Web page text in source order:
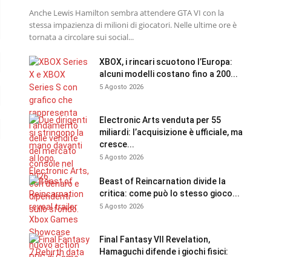
Anche Lewis Hamilton sembra attendere GTA VI con la
stessa impazienza di milioni di giocatori. Nelle ultime ore è
tornata a circolare sui social...
XBOX, i rincari scuotono l’Europa:
alcuni modelli costano fino a 200...
5 Agosto 2026
Electronic Arts venduta per 55
miliardi: l’acquisizione è ufficiale, ma
cresce...
5 Agosto 2026
Beast of Reincarnation divide la
critica: come può lo stesso gioco...
5 Agosto 2026
Final Fantasy VII Revelation,
Hamaguchi difende i giochi fisici: